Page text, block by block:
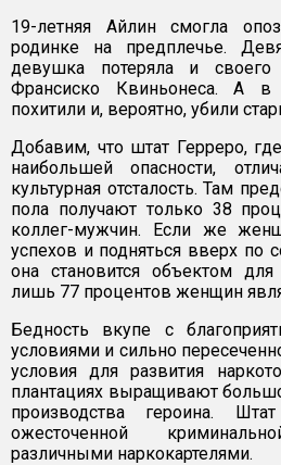
19-летняя Айлин смогла
родинке на предплечье.
девушка потеряла и
Франсиско Квиньонеса. А в
похитили и, вероятно, убили
Добавим, что штат Герреро,
наибольшей опасности,
культурная отсталость. Там
пола получают только 38
коллег-мужчин. Если же
успехов и подняться вверх по
она становится объектом
лишь 77 процентов женщин
Бедность вкупе с
условиями и сильно
условия для развития
плантациях выращивают
производства героина.
ожесточенной
различными наркокартелями.